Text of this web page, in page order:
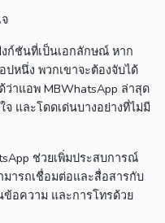
ก์ชันที่เป็นเอกลักษณ์ หาก
หนึ่ง พวกเขาจะต้องจับได้
าแอพ MBWhatsApp ล่าสุด
และโดดเด่นบางอย่างที่ไม่มี
ช่วยเพิ่มประสบการณ์
ารถเชื่อมต่อและสื่อสารกับ
อความ และการโทรด้วย